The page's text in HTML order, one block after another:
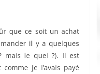
que ce soit un achat
il y a quelques
mais le quel ?). Il est
je l’avais payé